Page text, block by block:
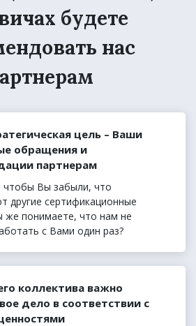
будете
нас
цель – Ваши
обращения и
партнерам
Вы забыли, что
другие сертификационные
же понимаете, что нам не
с Вами один раз?
коллектива важно
дело в соответствии с